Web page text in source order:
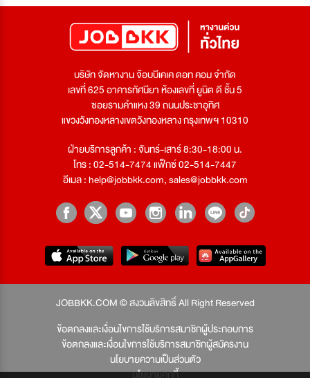
บริษัท จัดหางาน จ๊อบบีเคเค ดอท คอม จำกัด
เลขที่ 625 อาคารทัศนียา ห้องเลขที่ ยูนิต ดี ชั้น 5
ซอยรามคำแหง 39 ถนนประชาอุทิศ
แขวงวังทองหลางเขตวังทองหลาง กรุงเทพฯ 10310
ฝ่ายบริการลูกค้า : จันทร์-เสาร์ 8:30-18:00 น.
โทร : 02-514-7474 แฟ็กซ์ 02-514-7447
อีเมล :help@jobbkk.com,sales@jobbkk.com
JOBBKK.COM © สงวนลิขสิทธิ์ All Right Reserved
ข้อตกลงและเงื่อนไขการใช้บริการสมาชิกผู้ประกอบการ
ข้อตกลงและเงื่อนไขการใช้บริการสมาชิกผู้สมัครงาน
นโยบายความเป็นส่วนตัว